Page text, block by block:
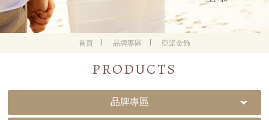
首頁 品牌專區 亞諾金飾
PRODUCTS
品牌專區